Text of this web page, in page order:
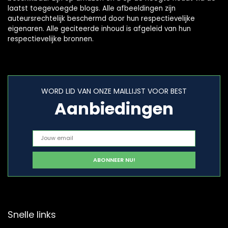
laatst toegevoegde blogs. Alle afbeeldingen zijn
auteursrechtelijk beschermd door hun respectievelijke
eigenaren. Alle geciteerde inhoud is afgeleid van hun
respectievelijke bronnen.
WORD LID VAN ONZE MAILLIJST VOOR BEST
Aanbiedingen
Snelle links